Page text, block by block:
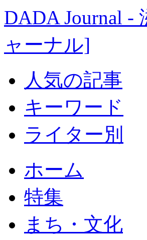
DADA Journal -
ャーナル]
人気の記事
キーワード
ライター別
ホーム
特集
まち・文化